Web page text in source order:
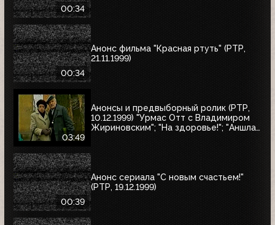
00:34
00:34
Анонс фильма "Красная ртуть" (РТР,
21.11.1999)
03:49
Анонсы и предвыборный ролик (РТР,
10.12.1999) "Урмас Отт с Владимиром
Жириновским"; "На здоровье!"; "Аншлаг.
00:39
Анонс сериала "С новым счастьем!"
(РТР, 19.12.1999)